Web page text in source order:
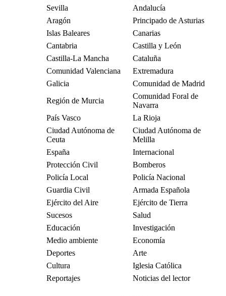
Sevilla
Andalucía
Aragón
Principado de Asturias
Islas Baleares
Canarias
Cantabria
Castilla y León
Castilla-La Mancha
Cataluña
Comunidad Valenciana
Extremadura
Galicia
Comunidad de Madrid
Región de Murcia
Comunidad Foral de
Navarra
País Vasco
La Rioja
Ciudad Autónoma de
Ceuta
Ciudad Autónoma de
Melilla
España
Internacional
Protección Civil
Bomberos
Policía Local
Policía Nacional
Guardia Civil
Armada Española
Ejército del Aire
Ejército de Tierra
Sucesos
Salud
Educación
Investigación
Medio ambiente
Economía
Deportes
Arte
Cultura
Iglesia Católica
Reportajes
Noticias del lector